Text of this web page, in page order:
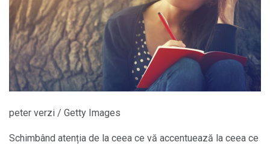
peter verzi / Getty Images
Schimbând atenția de la ceea ce vă accentuează la ceea ce